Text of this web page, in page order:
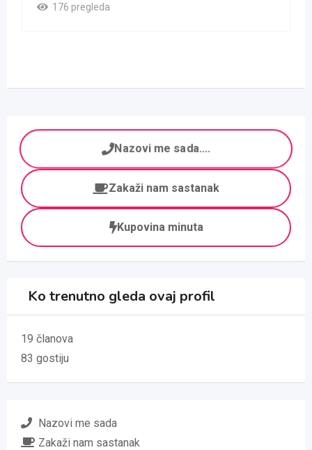
176 pregleda
Nazovi me sada....
Zakaži nam sastanak
Kupovina minuta
Ko trenutno gleda ovaj profil
19 članova
83 gostiju
Nazovi me sada
Zakaži nam sastanak